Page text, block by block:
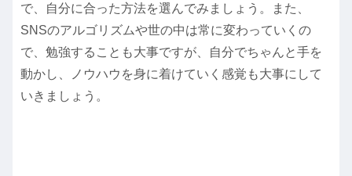
で、自分に合った方法を選んでみましょう。また、
SNSのアルゴリズムや世の中は常に変わっていくの
で、勉強することも大事ですが、自分でちゃんと手を
動かし、ノウハウを身に着けていく感覚も大事にして
いきましょう。